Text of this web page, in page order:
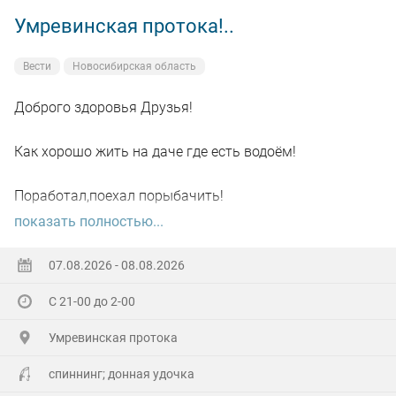
Умревинская протока!..
Вести Новосибирская область
Доброго здоровья Друзья!
Как хорошо жить на даче где есть водоём!
Поработал,поехал порыбачить!
поработал"цирюльником" 😂в теплицах!
А вечером захотелось повторить предыдущее "ночное
рандеву"!
Прибыл на берег в девять часов,и что я вижу 😲,
показать полностью...
07.08.2026 - 08.08.2026
С 21-00 до 2-00
Умревинская протока
спиннинг; донная удочка